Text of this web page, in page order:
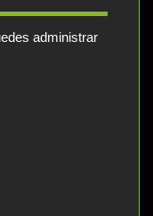
administrar